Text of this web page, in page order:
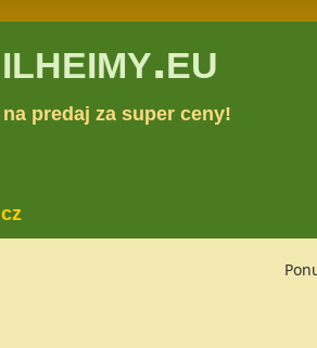
predaj za super ceny!